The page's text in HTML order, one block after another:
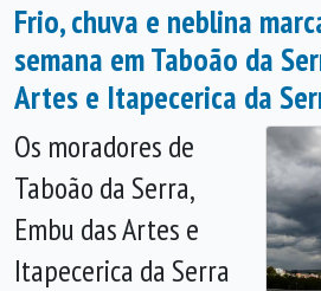
Frio, chuva e neblina
semana em Taboão da
Artes e Itapecerica da
Os moradores de
Taboão da Serra,
Embu das Artes e
Itapecerica da Serra